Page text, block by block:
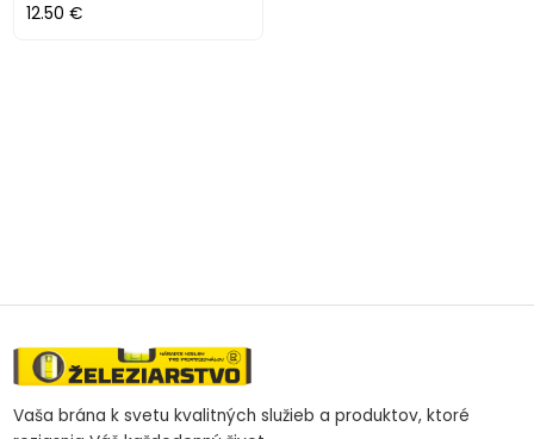
12.50 €
Vaša brána k svetu kvalitných služieb a produktov, ktoré